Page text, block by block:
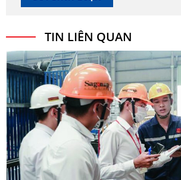
TIN LIÊN QUAN